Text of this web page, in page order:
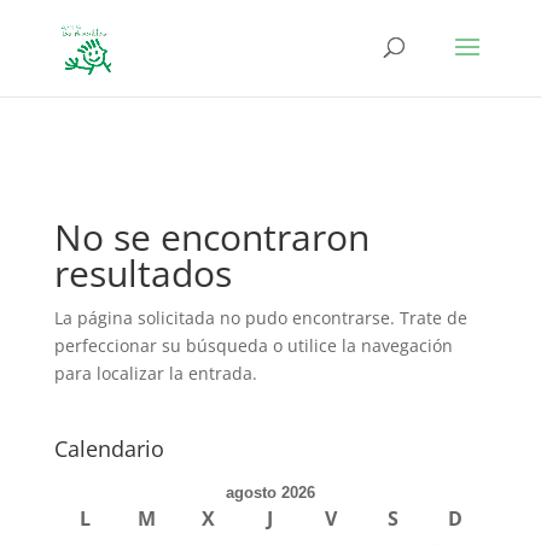
No se encontraron
resultados
La página solicitada no pudo encontrarse. Trate de
perfeccionar su búsqueda o utilice la navegación
para localizar la entrada.
Calendario
agosto 2026
L M X J V S
D